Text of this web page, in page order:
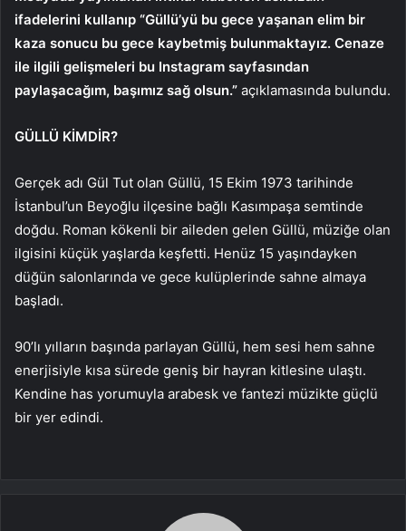
ifadelerini kullanıp “Güllü’yü bu gece yaşanan elim bir
kaza sonucu bu gece kaybetmiş bulunmaktayız. Cenaze
ile ilgili gelişmeleri bu Instagram sayfasından
paylaşacağım, başımız sağ olsun.” açıklamasında bulundu.
GÜLLÜ KİMDİR?
Gerçek adı Gül Tut olan Güllü, 15 Ekim 1973 tarihinde
İstanbul’un Beyoğlu ilçesine bağlı Kasımpaşa semtinde
doğdu. Roman kökenli bir aileden gelen Güllü, müziğe olan
ilgisini küçük yaşlarda keşfetti. Henüz 15 yaşındayken
düğün salonlarında ve gece kulüplerinde sahne almaya
başladı.
90’lı yılların başında parlayan Güllü, hem sesi hem sahne
enerjisiyle kısa sürede geniş bir hayran kitlesine ulaştı.
Kendine has yorumuyla arabesk ve fantezi müzikte güçlü
bir yer edindi.